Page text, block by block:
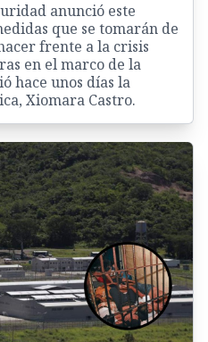
anunció este
que se tomarán de
frente a la crisis
en el marco de la
hace unos días la
Xiomara Castro.